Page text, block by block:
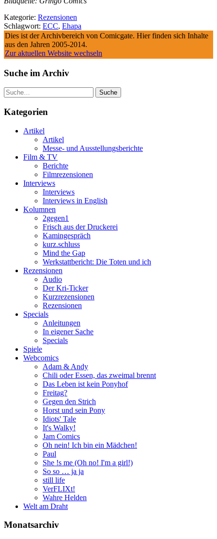
Kategorie: Rezensionen
Schlagwort: ECC, Ehapa
Dies ist der Archivbereich von Comicgate. Hier finden sich Inhalte
aus den Jahren 2005-2014.
Zur aktuellen Website wechseln
Suche im Archiv
Suche
Kategorien
Artikel
Artikel
Messe- und Ausstellungsberichte
Film & TV
Berichte
Filmrezensionen
Interviews
Interviews
Interviews in English
Kolumnen
2gegen1
Frisch aus der Druckerei
Kamingespräch
kurz.schluss
Mind the Gap
Werkstattbericht: Die Toten und ich
Rezensionen
Audio
Der Kri-Ticker
Kurzrezensionen
Rezensionen
Specials
Anleitungen
In eigener Sache
Specials
Spiele
Webcomics
Adam & Andy
Chili oder Essen, das zweimal brennt
Das Leben ist kein Ponyhof
Freitag?
Gegen den Strich
Horst und sein Pony
Idiots' Tale
It's Walky!
Jam Comics
Oh nein! Ich bin ein Mädchen!
Paul
She !s me (Oh no! I'm a girl!)
So so … ja ja
still life
VerFLIXt!
Wahre Helden
Welt am Draht
Monatsarchiv